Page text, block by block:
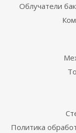
Облучатели
Политика